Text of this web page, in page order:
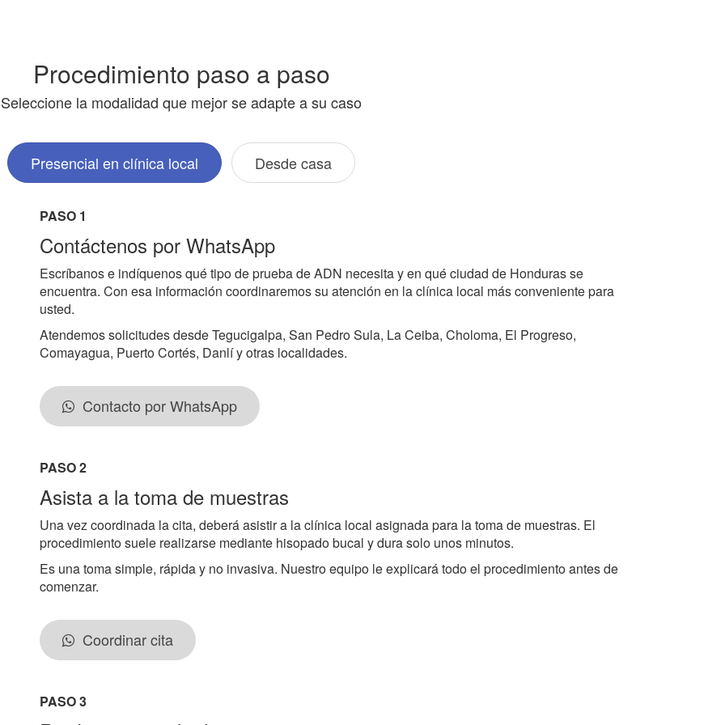
Procedimiento paso a paso
Seleccione la modalidad que mejor se adapte a su caso
Presencial en clínica local Desde casa
PASO 1
Contáctenos por WhatsApp
Escríbanos e indíquenos qué tipo de prueba de ADN necesita y en qué ciudad de Honduras se
encuentra. Con esa información coordinaremos su atención en la clínica local más conveniente para
usted.
Atendemos solicitudes desde Tegucigalpa, San Pedro Sula, La Ceiba, Choloma, El Progreso,
Comayagua, Puerto Cortés, Danlí y otras localidades.
Contacto por WhatsApp
PASO 2
Asista a la toma de muestras
Una vez coordinada la cita, deberá asistir a la clínica local asignada para la toma de muestras. El
procedimiento suele realizarse mediante hisopado bucal y dura solo unos minutos.
Es una toma simple, rápida y no invasiva. Nuestro equipo le explicará todo el procedimiento antes de
comenzar.
Coordinar cita
PASO 3